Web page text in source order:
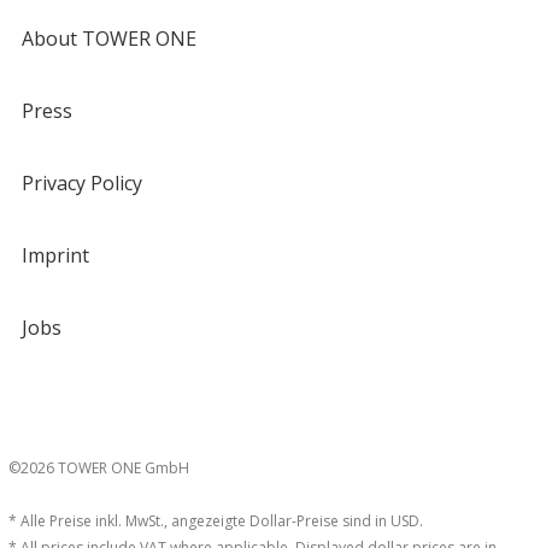
About TOWER ONE
Press
Privacy Policy
Imprint
Jobs
©2026 TOWER ONE GmbH
* Alle Preise inkl. MwSt., angezeigte Dollar-Preise sind in USD.